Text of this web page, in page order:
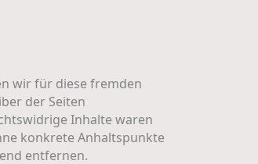
wir für diese fremden
der Seiten
Inhalte waren
konkrete Anhaltspunkte
entfernen.